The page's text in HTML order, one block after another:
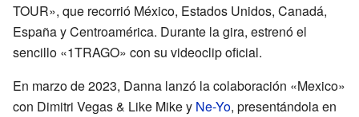
TOUR», que recorrió México, Estados Unidos, Canadá,
España y Centroamérica. Durante la gira, estrenó el
sencillo «1TRAGO» con su videoclip oficial.
En marzo de 2023, Danna lanzó la colaboración «Mexico»
con Dimitri Vegas & Like Mike y Ne-Yo, presentándola en